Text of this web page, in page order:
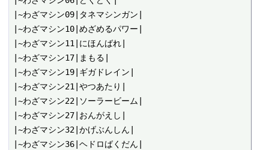
|~わざマシン09|タネマシンガン|
|~わざマシン10|めざめるパワー|
|~わざマシン11|にほんばれ|
|~わざマシン17|まもる|
|~わざマシン19|ギガドレイン|
|~わざマシン21|やつあたり|
|~わざマシン22|ソーラービーム|
|~わざマシン27|おんがえし|
|~わざマシン32|かげぶんしん|
|~わざマシン36|ヘドロばくだん|